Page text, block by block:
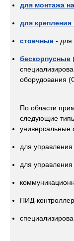
для монтажа
для крепления
стоечные - для
бескорпусные
оборудования
По области
следующие
для
для
ПИД-